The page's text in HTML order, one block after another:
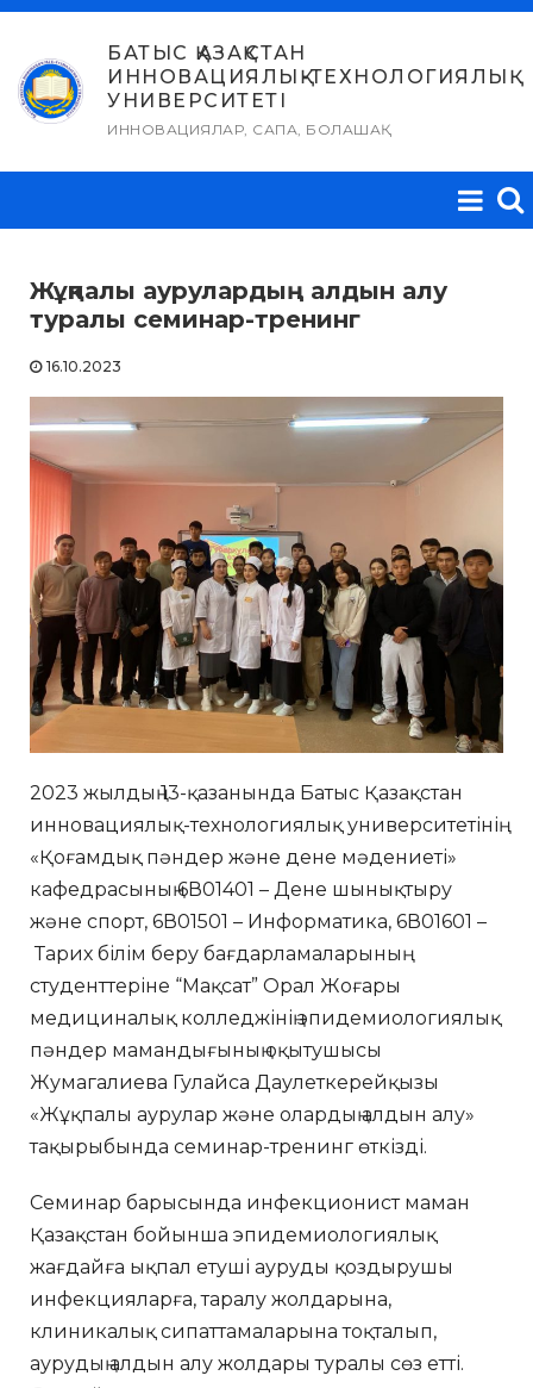
Skip
content
БАТЫС ҚАЗАҚСТАН
ИННОВАЦИЯЛЫҚ-ТЕХНОЛОГИЯЛЫҚ
УНИВЕРСИТЕТІ
ИННОВАЦИЯЛАР, САПА, БОЛАШАҚ
Жұқпалы аурулардың алдын алу
туралы семинар-тренинг
16.10.2023
2023 жылдың 13-қазанында Батыс Қазақстан
инновациялық-технологиялық университетінің
«Қоғамдық пәндер және дене мәдениеті»
кафедрасының 6В01401 – Дене шынықтыру
және спорт, 6В01501 – Информатика, 6В01601 –
Тарих білім беру бағдарламаларының
студенттеріне “Мақсат” Орал Жоғары
медициналық колледжінің эпидемиологиялық
пәндер мамандығының оқытушысы
Жумагалиева Гулайса Даулеткерейқызы
«Жұқпалы аурулар және олардың алдын алу»
тақырыбында семинар-тренинг өткізді.
Семинар барысында инфекционист маман
Қазақстан бойынша эпидемиологиялық
жағдайға ықпал етуші ауруды қоздырушы
инфекцияларға, таралу жолдарына,
клиникалық сипаттамаларына тоқталып,
аурудың алдын алу жолдары туралы сөз етті.